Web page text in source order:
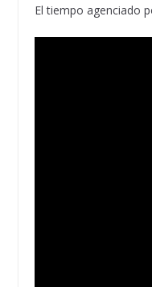
El tiempo agenciado